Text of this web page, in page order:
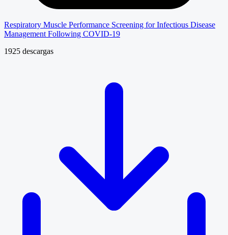
Respiratory Muscle Performance Screening for Infectious Disease
Management Following COVID-19
1925 descargas